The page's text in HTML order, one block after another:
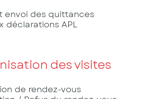
envoi des quittances
déclarations APL
des visites
de rendez-vous